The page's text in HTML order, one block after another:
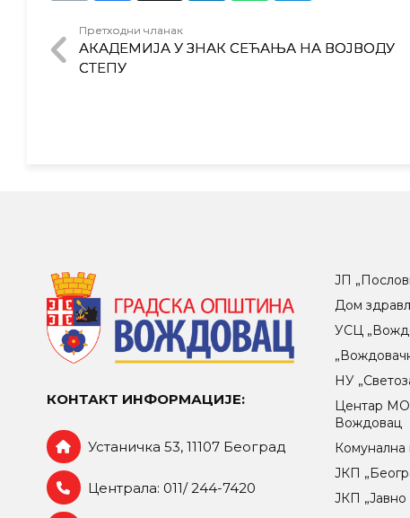
Претходни чланак
АКАДЕМИЈА У ЗНАК СЕЋАЊА НА ВОЈВОДУ
СТЕПУ
КОНТАКТ ИНФОРМАЦИЈЕ:
Устаничка 53, 11107 Београд
Централа: 011/ 244-7420
ЈП
Дом
УСЦ
НУ
Центар МO
Вождовац
Комунална
ЈКП
ЈКП